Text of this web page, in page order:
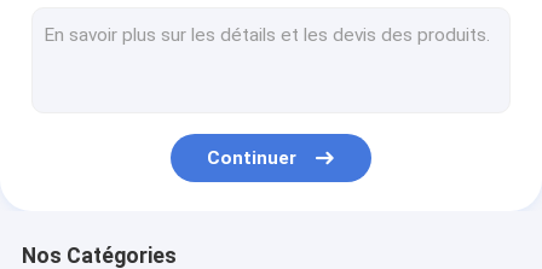
Antenne GPS de voiture
Continuer
Nos Catégories